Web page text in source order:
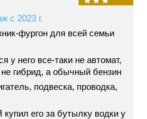
с 2023 г.
фургон для всей семьи
у него все-таки не автомат,
гибрид, а обычный бензин
подвеска, проводка,
купил его за бутылку водки у